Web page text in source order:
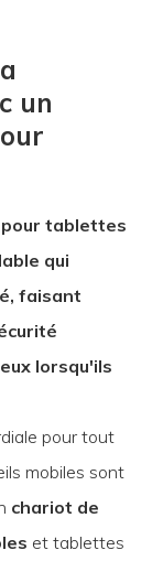
un
tablettes
qui
faisant
lorsqu'ils
pour tout
mobiles sont
chariot de
et tablettes